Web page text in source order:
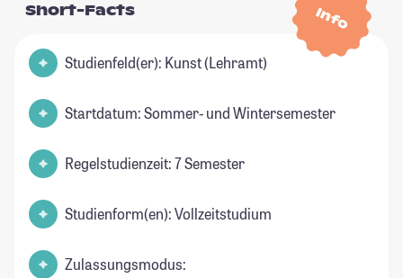
Info
Short-Facts
Studienfeld(er): Kunst (Lehramt)
Startdatum: Sommer- und Wintersemester
Regelstudienzeit: 7 Semester
Studienform(en): Vollzeitstudium
Zulassungsmodus: